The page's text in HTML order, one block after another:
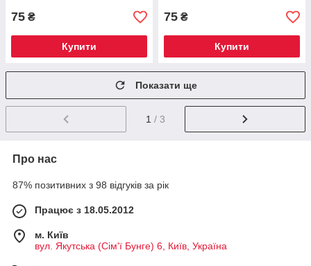
75 ₴
Купити
75 ₴
Купити
Показати ще
1 / 3
Про нас
87% позитивних з 98 відгуків за рік
Працює з 18.05.2012
м. Київ
вул. Якутська (Сім'ї Бунге) 6, Київ, Україна